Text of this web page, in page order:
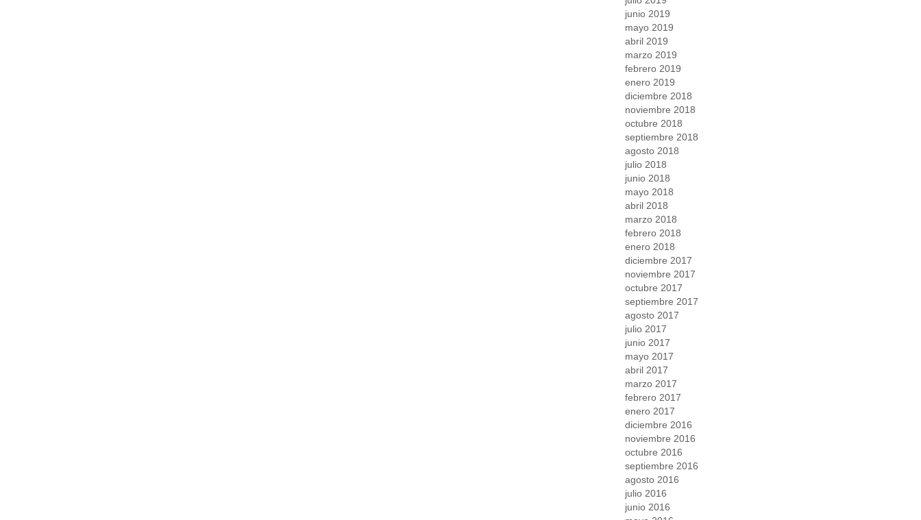
junio 2019
mayo 2019
abril 2019
marzo 2019
febrero 2019
enero 2019
diciembre 2018
noviembre 2018
octubre 2018
septiembre 2018
agosto 2018
julio 2018
junio 2018
mayo 2018
abril 2018
marzo 2018
febrero 2018
enero 2018
diciembre 2017
noviembre 2017
octubre 2017
septiembre 2017
agosto 2017
julio 2017
junio 2017
mayo 2017
abril 2017
marzo 2017
febrero 2017
enero 2017
diciembre 2016
noviembre 2016
octubre 2016
septiembre 2016
agosto 2016
julio 2016
junio 2016